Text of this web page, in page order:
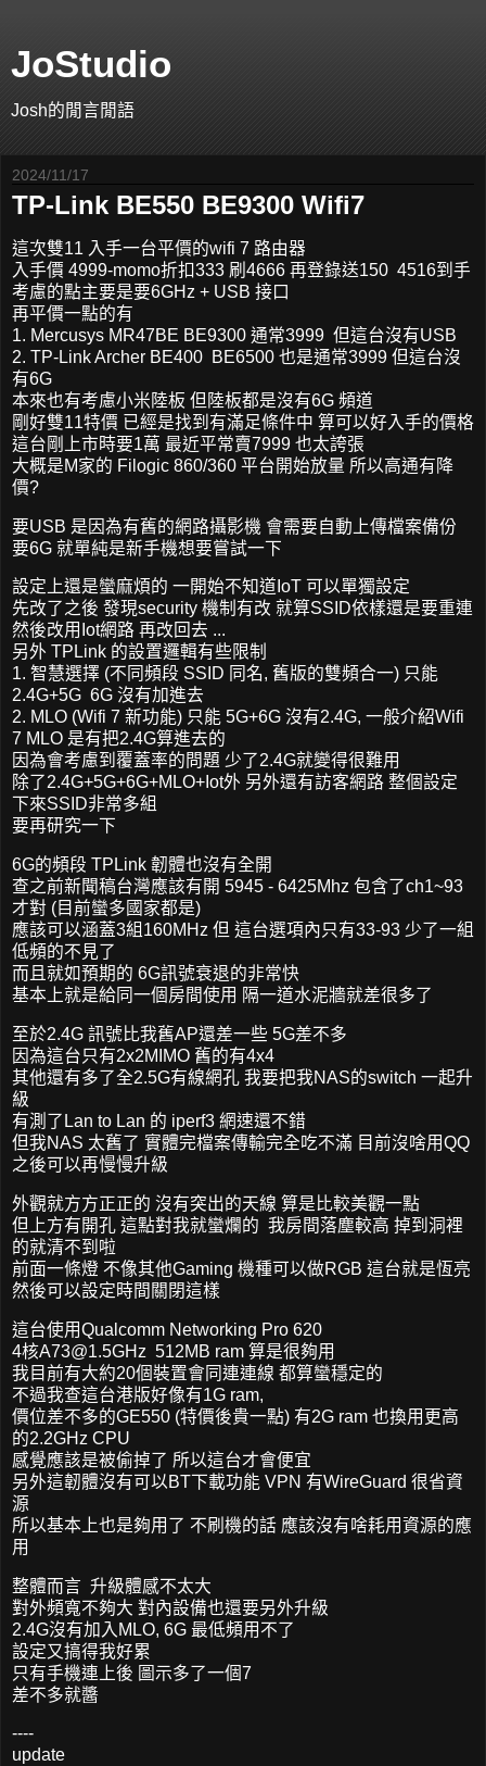
JoStudio
Josh的閒言閒語
2024/11/17
TP-Link BE550 BE9300 Wifi7
這次雙11 入手一台平價的wifi 7 路由器
入手價 4999-momo折扣333 刷4666 再登錄送150 4516到手
考慮的點主要是要6GHz + USB 接口
再平價一點的有
1. Mercusys MR47BE BE9300 通常3999 但這台沒有USB
2. TP-Link Archer BE400 BE6500 也是通常3999 但這台沒
有6G
本來也有考慮小米陸板 但陸板都是沒有6G 頻道
剛好雙11特價 已經是找到有滿足條件中 算可以好入手的價格
這台剛上市時要1萬 最近平常賣7999 也太誇張
大概是M家的 Filogic 860/360 平台開始放量 所以高通有降
價?
要USB 是因為有舊的網路攝影機 會需要自動上傳檔案備份
要6G 就單純是新手機想要嘗試一下
設定上還是蠻麻煩的 一開始不知道IoT 可以單獨設定
先改了之後 發現security 機制有改 就算SSID依樣還是要重連
然後改用Iot網路 再改回去 ...
另外 TPLink 的設置邏輯有些限制
1. 智慧選擇 (不同頻段 SSID 同名, 舊版的雙頻合一) 只能
2.4G+5G 6G 沒有加進去
2. MLO (Wifi 7 新功能) 只能 5G+6G 沒有2.4G, 一般介紹Wifi
7 MLO 是有把2.4G算進去的
因為會考慮到覆蓋率的問題 少了2.4G就變得很難用
除了2.4G+5G+6G+MLO+Iot外 另外還有訪客網路 整個設定
下來SSID非常多組
要再研究一下
6G的頻段 TPLink 韌體也沒有全開
查之前新聞稿台灣應該有開 5945 - 6425Mhz 包含了ch1~93
才對 (目前蠻多國家都是)
應該可以涵蓋3組160MHz 但 這台選項內只有33-93 少了一組
低頻的不見了
而且就如預期的 6G訊號衰退的非常快
基本上就是給同一個房間使用 隔一道水泥牆就差很多了
至於2.4G 訊號比我舊AP還差一些 5G差不多
因為這台只有2x2MIMO 舊的有4x4
其他還有多了全2.5G有線網孔 我要把我NAS的switch 一起升
級
有測了Lan to Lan 的 iperf3 網速還不錯
但我NAS 太舊了 實體完檔案傳輸完全吃不滿 目前沒啥用QQ
之後可以再慢慢升級
外觀就方方正正的 沒有突出的天線 算是比較美觀一點
但上方有開孔 這點對我就蠻爛的 我房間落塵較高 掉到洞裡
的就清不到啦
前面一條燈 不像其他Gaming 機種可以做RGB 這台就是恆亮
然後可以設定時間關閉這樣
這台使用Qualcomm Networking Pro 620
4核A73@1.5GHz 512MB ram 算是很夠用
我目前有大約20個裝置會同連連線 都算蠻穩定的
不過我查這台港版好像有1G ram,
價位差不多的GE550 (特價後貴一點) 有2G ram 也換用更高
的2.2GHz CPU
感覺應該是被偷掉了 所以這台才會便宜
另外這韌體沒有可以BT下載功能 VPN 有WireGuard 很省資
源
所以基本上也是夠用了 不刷機的話 應該沒有啥耗用資源的應
用
整體而言 升級體感不太大
對外頻寬不夠大 對內設備也還要另外升級
2.4G沒有加入MLO, 6G 最低頻用不了
設定又搞得我好累
只有手機連上後 圖示多了一個7
差不多就醬
----
update